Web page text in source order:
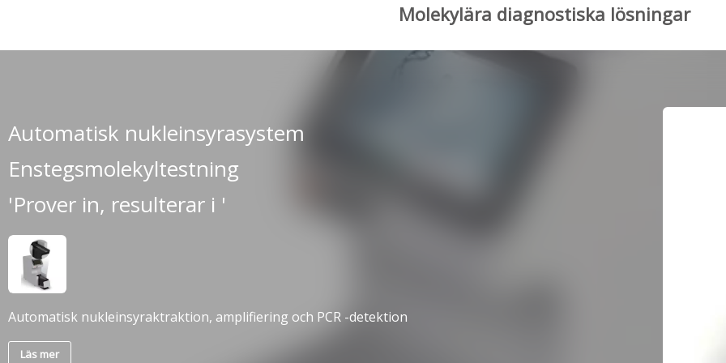
Molekylära diagnostiska lösningar
Automatisk nukleinsyrasystem
Enstegsmolekyltestning
'Prover in, resulterar i '
Automatisk nukleinsyraktraktion, amplifiering och PCR -detektion
Läs mer